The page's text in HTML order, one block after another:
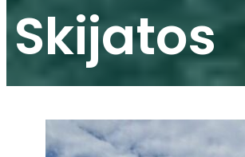
Skijatos